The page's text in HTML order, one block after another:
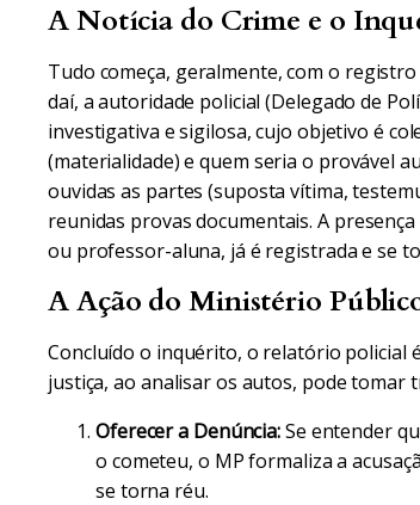
A Notícia do Crime e o
Tudo começa, geralmente, com o
daí, a autoridade policial (Delegado de
investigativa e sigilosa, cujo objetivo é
(materialidade) e quem seria o provável
ouvidas as partes (suposta vítima,
reunidas provas documentais. A
ou professor-aluna, já é registrada e se
A Ação do Ministério
Concluído o inquérito, o relatório policial
justiça, ao analisar os autos, pode tomar
Oferecer a Denúncia:Se entender
o cometeu, o MP formaliza a
se torna réu.